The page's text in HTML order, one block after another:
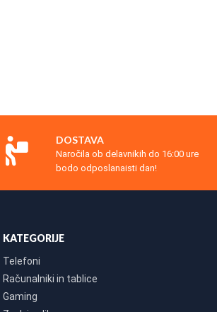
DOSTAVA
Naročila ob delavnikih do 16:00 ure
bodo odposlanaisti dan!
KATEGORIJE
Telefoni
Računalniki in tablice
Gaming